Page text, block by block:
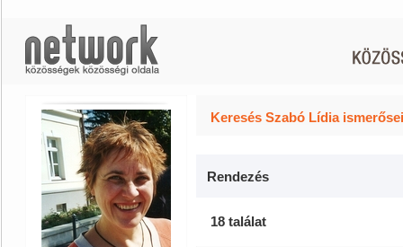
Keresés Szabó Lídia
Rendezés
18 találat